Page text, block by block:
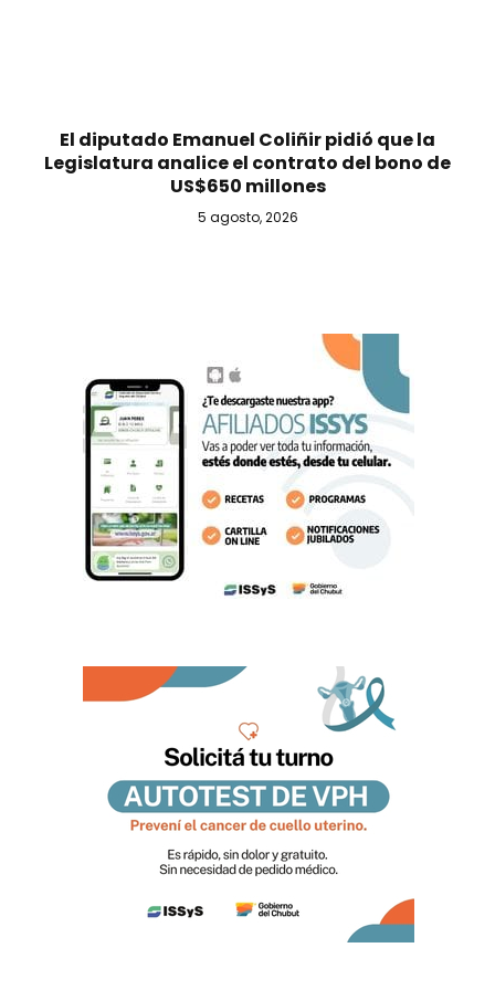
El diputado Emanuel Coliñir pidió que la
Legislatura analice el contrato del bono de
US$650 millones
5 agosto, 2026